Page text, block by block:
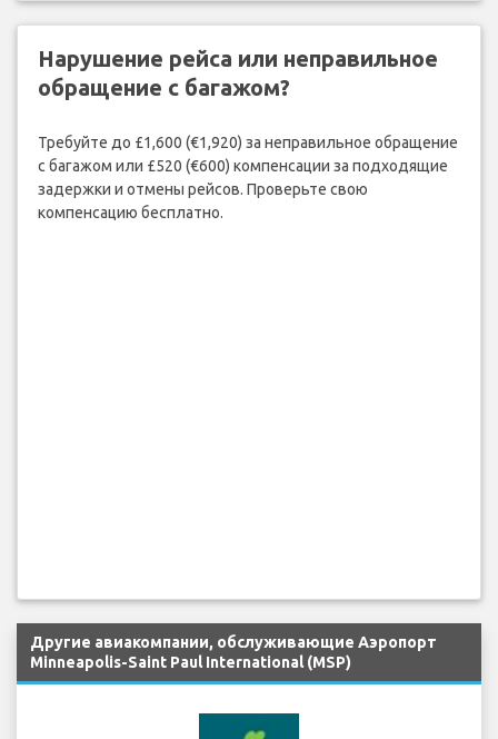
Нарушение рейса или неправильное
обращение с багажом?
Требуйте до £1,600 (€1,920) за неправильное обращение
с багажом или £520 (€600) компенсации за подходящие
задержки и отмены рейсов. Проверьте свою
компенсацию бесплатно.
Другие авиакомпании, обслуживающие Аэропорт
Minneapolis-Saint Paul International (MSP)